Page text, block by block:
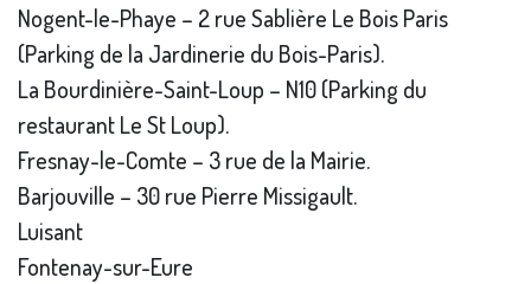
Nogent-le-Phaye – 2 rue Sablière Le Bois Paris
(Parking de la Jardinerie du Bois-Paris).
La Bourdinière-Saint-Loup – N10 (Parking du
restaurant Le St Loup).
Fresnay-le-Comte – 3 rue de la Mairie.
Barjouville – 30 rue Pierre Missigault.
Luisant
Fontenay-sur-Eure